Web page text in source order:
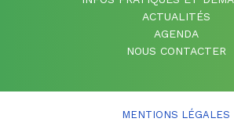
ACTUALITÉS
AGENDA
NOUS CONTACTER
MENTIONS LÉGALES